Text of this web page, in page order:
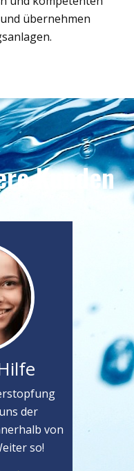
übernehmen
Kunden
der
von
so!